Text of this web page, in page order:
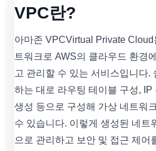
VPC란?
아마존 VPCVirtual Private Cloud
트워크로 AWS의 클라우드 환경
고 관리할 수 있는 서비스입니다.
하는 대로 라우팅 테이블 구성, IP
생성 등으로 구성해 가상 네트워
수 있습니다. 이렇게 생성된 네트
으로 관리하고 보안 및 접근 제어